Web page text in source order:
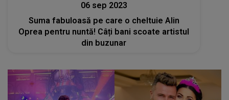
06 sep 2023
Suma fabuloasă pe care o cheltuie Alin
Oprea pentru nuntă! Câți bani scoate artistul
din buzunar